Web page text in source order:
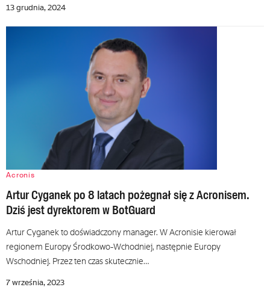
13 grudnia, 2024
Acronis
Artur Cyganek po 8 latach pożegnał się z Acronisem.
Dziś jest dyrektorem w BotGuard
Artur Cyganek to doświadczony manager. W Acronisie kierował
regionem Europy Środkowo-Wchodniej, następnie Europy
Wschodniej. Przez ten czas skutecznie…
7 września, 2023